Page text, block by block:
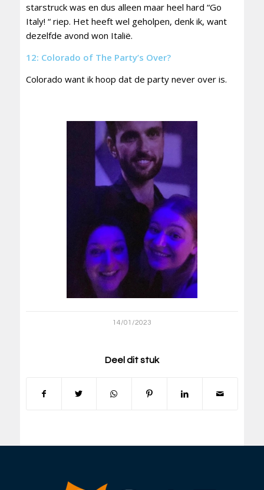
starstruck was en dus alleen maar heel hard “Go
Italy! “ riep. Het heeft wel geholpen, denk ik, want
dezelfde avond won Italië.
12: Colorado of The Party’s Over?
Colorado want ik hoop dat de party never over is.
14/01/2023
Deel dit stuk